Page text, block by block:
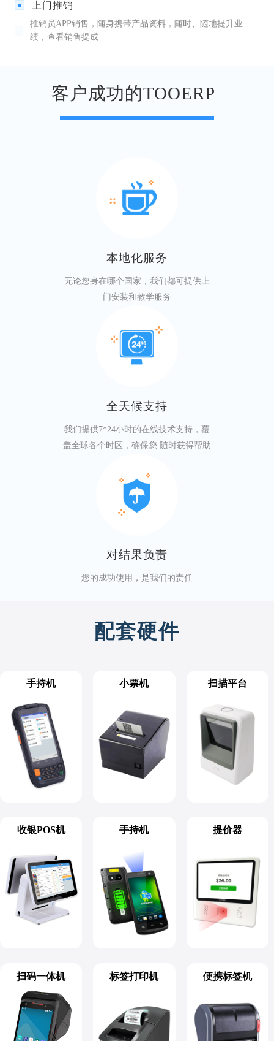
上门推销
推销员APP销售，随身携带产品资料，随时、随地提升业
绩，查看销售提成
客户成功的TOOERP
本地化服务
无论您身在哪个国家，我们都可提供上
门安装和教学服务
全天候支持
我们提供7*24小时的在线技术支持，覆
盖全球各个时区，确保您 随时获得帮助
对结果负责
您的成功使用，是我们的责任
配套硬件
手持机 小票机 扫描平台
收银POS机 手持机 提价器
扫码一体机 标签打印机 便携标签机